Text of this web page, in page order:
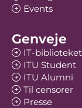
Events
Genveje
IT-biblioteket
ITU Student
ITU Alumni
Til censorer
Presse